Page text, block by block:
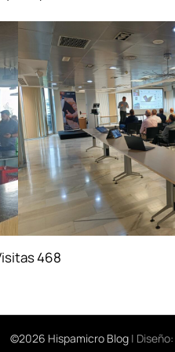
468
©2026 Hispamicro Blog | Diseño: